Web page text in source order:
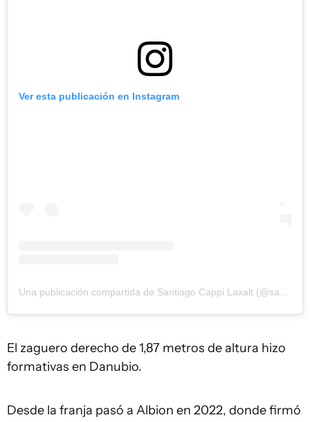
Ver esta publicación en Instagram
Una publicación compartida de Santiago Cappi Laxalt (@santi.cappi)
El zaguero derecho de 1,87 metros de altura hizo
formativas en Danubio.
Desde la franja pasó a Albion en 2022, donde firmó